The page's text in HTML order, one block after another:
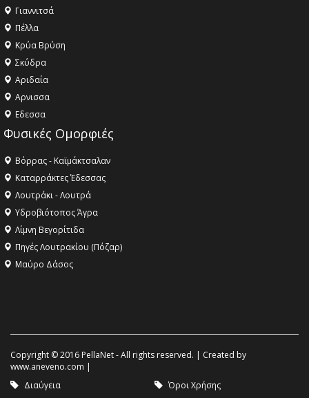
Γιαννιτσά
Πέλλα
Κρύα Βρύση
Σκύδρα
Αριδαία
Aρνισσα
Eδεσσα
Φυσικές Ομορφιές
Βόρρας - Καϊμάκτσαλαν
Καταρράκτες Έδεσσας
Λουτράκι - Λουτρά
Υδροβιότοπος Άγρα
Λίμνη Βεγορίτιδα
Πηγές Λουτρακίου (Πόζαρ)
Μαύρο Δάσος
Copyright © 2016 PellaNet - All rights reserved. | Created by
www.aneveno.com |
Διαύγεια
Όροι Χρήσης